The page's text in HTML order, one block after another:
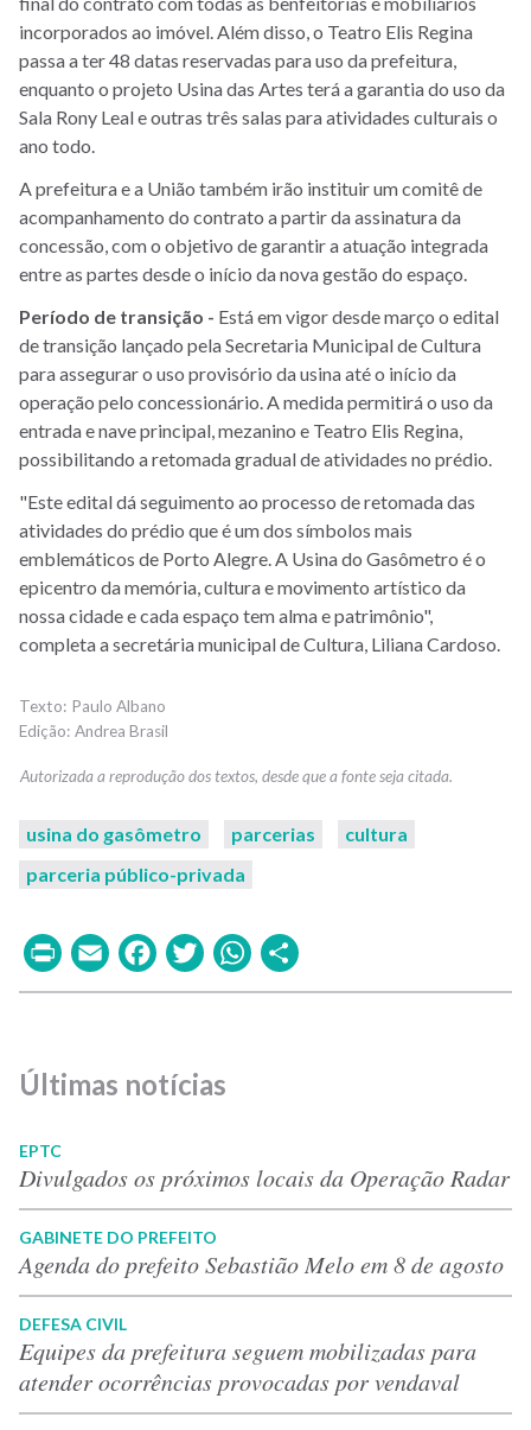
incorporados ao imóvel. Além disso, o Teatro Elis Regina
passa a ter 48 datas reservadas para uso da prefeitura,
enquanto o projeto Usina das Artes terá a garantia do uso da
Sala Rony Leal e outras três salas para atividades culturais o
ano todo.
A prefeitura e a União também irão instituir um comitê de
acompanhamento do contrato a partir da assinatura da
concessão, com o objetivo de garantir a atuação integrada
entre as partes desde o início da nova gestão do espaço.
Período de transição - Está em vigor desde março o edital
de transição lançado pela Secretaria Municipal de Cultura
para assegurar o uso provisório da usina até o início da
operação pelo concessionário. A medida permitirá o uso da
entrada e nave principal, mezanino e Teatro Elis Regina,
possibilitando a retomada gradual de atividades no prédio.
"Este edital dá seguimento ao processo de retomada das
atividades do prédio que é um dos símbolos mais
emblemáticos de Porto Alegre. A Usina do Gasômetro é o
epicentro da memória, cultura e movimento artístico da
nossa cidade e cada espaço tem alma e patrimônio",
completa a secretária municipal de Cultura, Liliana Cardoso.
Paulo Albano
Andrea Brasil
usina do gasômetro parcerias
cultura
parceria público-privada
PrintEmailFacebook
TwitterWhatsApp
Últimas notícias
EPTC
Divulgados os próximos locais da Operação Radar
GABINETE DO PREFEITO
Agenda do prefeito Sebastião Melo em 8 de agosto
DEFESA CIVIL
Equipes da prefeitura seguem mobilizadas para
atender ocorrências provocadas por vendaval